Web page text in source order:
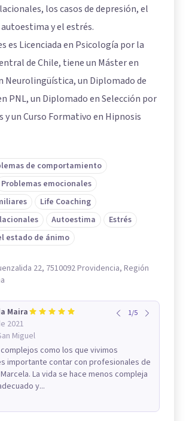
los casos de depresión, el
y el estrés.
es Licenciada en Psicología por la
de Chile, tiene un Máster en
Neurolingüística, un Diplomado de
PNL, un Diplomado en Selección por
y un Curso Formativo en Hipnosis
de comportamiento
Problemas emocionales
Life Coaching
Autoestima
Estrés
estado de ánimo
22, 7510092 Providencia, Región
Maira
2021
Miguel
1/5
como los que vivimos
importante contar con profesionales de
La vida se hace menos compleja
y...